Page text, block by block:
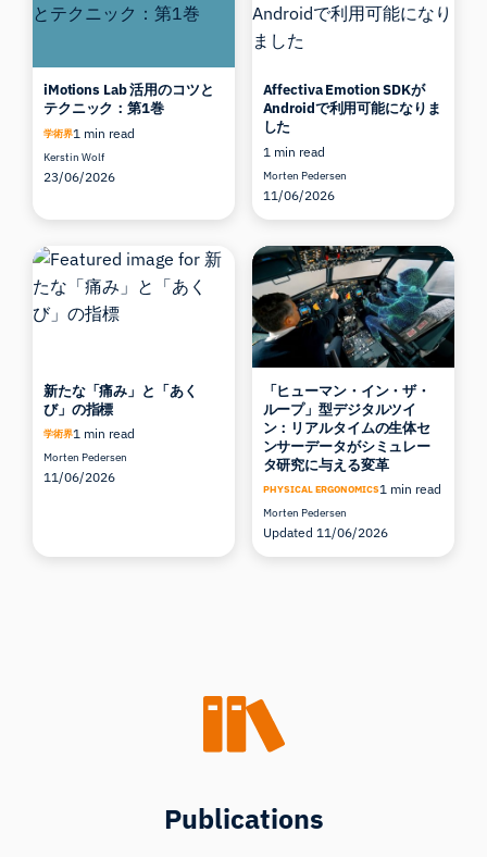
iMotions Lab 活用のコツと
テクニック：第1巻
学術界1 min read
Kerstin Wolf
23/06/2026
Affectiva Emotion SDKが
Androidで利用可能になりま
した
1 min read
Morten Pedersen
11/06/2026
新たな「痛み」と「あく
び」の指標
学術界1 min read
Morten Pedersen
11/06/2026
「ヒューマン・イン・ザ・
ループ」型デジタルツイ
ン：リアルタイムの生体セ
ンサーデータがシミュレー
タ研究に与える変革
PHYSICAL ERGONOMICS1 min read
Morten Pedersen
Updated 11/06/2026
Publications